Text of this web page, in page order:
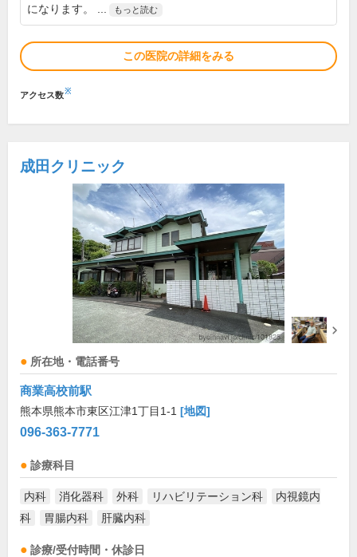
になります。 ...
もっと読む
この医院の詳細をみる
アクセス数※
成田クリニック
所在地・電話番号
商業高校前駅
熊本県熊本市東区江津1丁目1-1 [地図]
096-363-7771
診療科目
内科 消化器科 外科 リハビリテーション科
内視鏡内
科
胃腸内科 肝臓内科
診療/受付時間・休診日